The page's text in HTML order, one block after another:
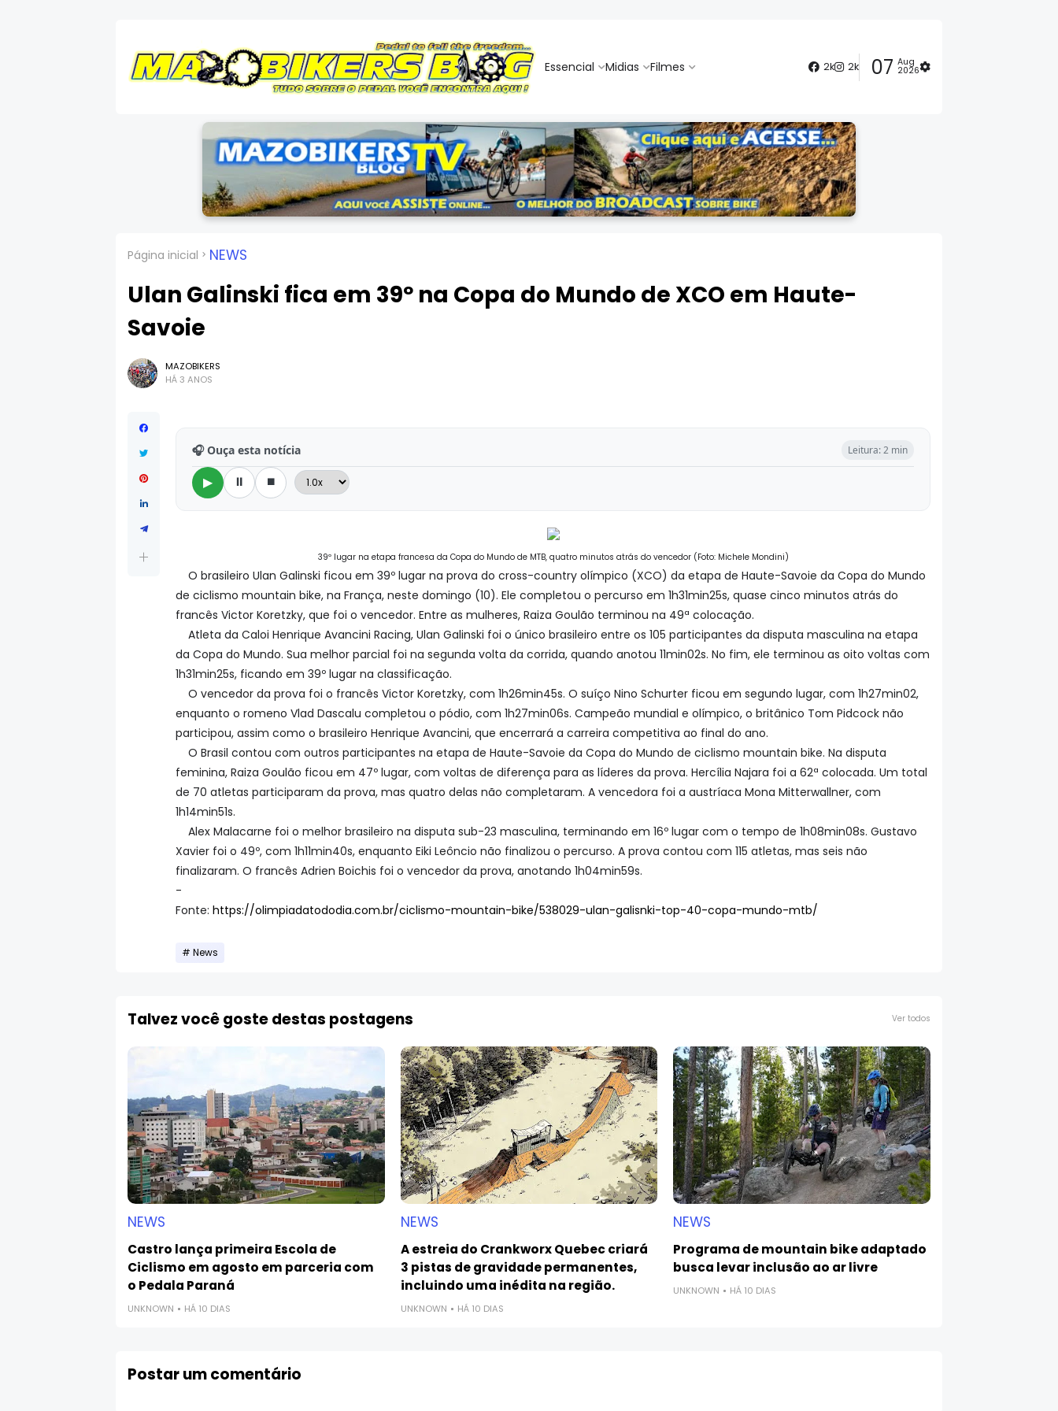
Essencial Midias Filmes 2k 2k 07 Aug
2026
Página inicial NEWS
Ulan Galinski fica em 39º na Copa do Mundo de XCO em Haute-
Savoie
MAZOBIKERS
HÁ 3 ANOS
🎧 Ouça esta notícia Leitura: 2 min
▶ ⏸ ⏹
39º lugar na etapa francesa da Copa do Mundo de MTB, quatro minutos atrás do vencedor (Foto: Michele Mondini)
O brasileiro Ulan Galinski ficou em 39º lugar na prova do cross-country olímpico (XCO) da etapa de Haute-Savoie da Copa do Mundo
de ciclismo mountain bike, na França, neste domingo (10). Ele completou o percurso em 1h31min25s, quase cinco minutos atrás do
francês Victor Koretzky, que foi o vencedor. Entre as mulheres, Raiza Goulão terminou na 49ª colocação.
Atleta da Caloi Henrique Avancini Racing, Ulan Galinski foi o único brasileiro entre os 105 participantes da disputa masculina na etapa
da Copa do Mundo. Sua melhor parcial foi na segunda volta da corrida, quando anotou 11min02s. No fim, ele terminou as oito voltas com
1h31min25s, ficando em 39º lugar na classificação.
O vencedor da prova foi o francês Victor Koretzky, com 1h26min45s. O suíço Nino Schurter ficou em segundo lugar, com 1h27min02,
enquanto o romeno Vlad Dascalu completou o pódio, com 1h27min06s. Campeão mundial e olímpico, o britânico Tom Pidcock não
participou, assim como o brasileiro Henrique Avancini, que encerrará a carreira competitiva ao final do ano.
O Brasil contou com outros participantes na etapa de Haute-Savoie da Copa do Mundo de ciclismo mountain bike. Na disputa
feminina, Raiza Goulão ficou em 47º lugar, com voltas de diferença para as líderes da prova. Hercília Najara foi a 62ª colocada. Um total
de 70 atletas participaram da prova, mas quatro delas não completaram. A vencedora foi a austríaca Mona Mitterwallner, com
1h14min51s.
Alex Malacarne foi o melhor brasileiro na disputa sub-23 masculina, terminando em 16º lugar com o tempo de 1h08min08s. Gustavo
Xavier foi o 49º, com 1h11min40s, enquanto Eiki Leôncio não finalizou o percurso. A prova contou com 115 atletas, mas seis não
finalizaram. O francês Adrien Boichis foi o vencedor da prova, anotando 1h04min59s.
-
Fonte: https://olimpiadatododia.com.br/ciclismo-mountain-bike/538029-ulan-galisnki-top-40-copa-mundo-mtb/
News
Talvez você goste destas postagens Ver todos
NEWS
Castro lança primeira Escola de
Ciclismo em agosto em parceria com
o Pedala Paraná
UNKNOWN HÁ 10 DIAS
NEWS
A estreia do Crankworx Quebec criará
3 pistas de gravidade permanentes,
incluindo uma inédita na região.
UNKNOWN HÁ 10 DIAS
NEWS
Programa de mountain bike adaptado
busca levar inclusão ao ar livre
UNKNOWN HÁ 10 DIAS
Postar um comentário